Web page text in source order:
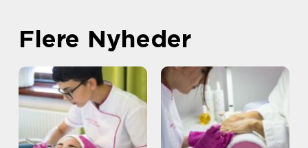
Flere Nyheder